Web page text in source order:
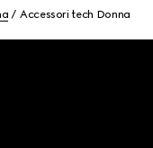
Accessori tech Donna